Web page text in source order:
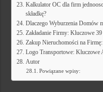
Kalkulator OC dla firm
składkę?
Dlaczego Wyburzenia Domów
Zakładanie Firmy: Kluczowe
Zakup Nieruchomości na
Logo Transportowe: Kluczowe
Autor
Powiązane wpisy: